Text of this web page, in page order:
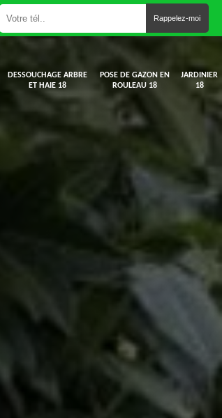
DESSOUCHAGE ARBRE
ET HAIE 18
POSE DE GAZON EN
ROULEAU 18
JARDINIER
18